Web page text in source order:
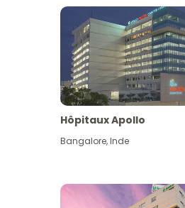
Hôpitaux Apollo
Bangalore,Inde